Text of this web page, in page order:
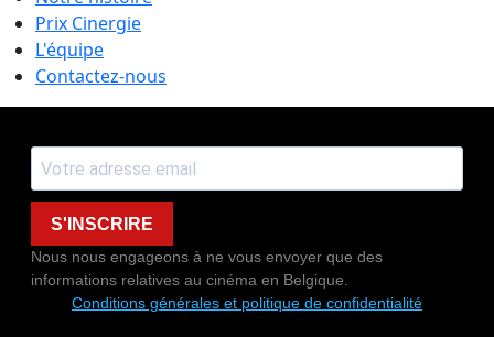
Prix Cinergie
L'équipe
Contactez-nous
S'INSCRIRE
Nous nous engageons à ne vous envoyer que des
informations relatives au cinéma en Belgique.
Conditions générales et politique de confidentialité